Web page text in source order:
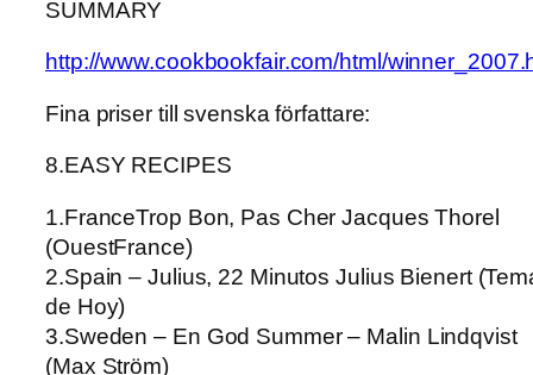
SUMMARY
http://www.cookbookfair.com/html/
Fina priser till svenska författare:
8.EASY RECIPES
1.FranceTrop Bon, Pas Cher Jacques Thorel
(OuestFrance)
2.Spain – Julius, 22 Minutos Julius Bienert
de Hoy)
3.Sweden – En God Summer – Malin Lindqvist
(Max Ström)